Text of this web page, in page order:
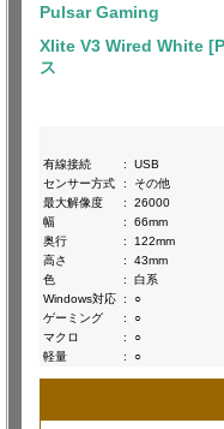
Pulsar Gaming
Xlite V3 Wired White
ス
有線接続
:
USB
センサー方式
:
その他
最大解像度
:
26000
幅
:
66mm
奥行
:
122mm
高さ
:
43mm
色
:
白系
Windows対応 :
○
ゲーミング
:
○
マクロ
:
○
軽量
: ○